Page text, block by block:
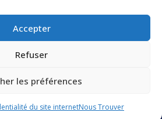
Accepter
Refuser
les préférences
du site internetNous Trouver
et utility management